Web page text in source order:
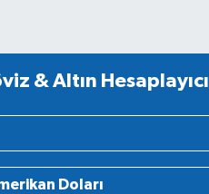
& Altın Hesaplayıcı